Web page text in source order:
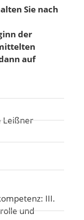
Sie nach
der
auf
Leißner
III.
und